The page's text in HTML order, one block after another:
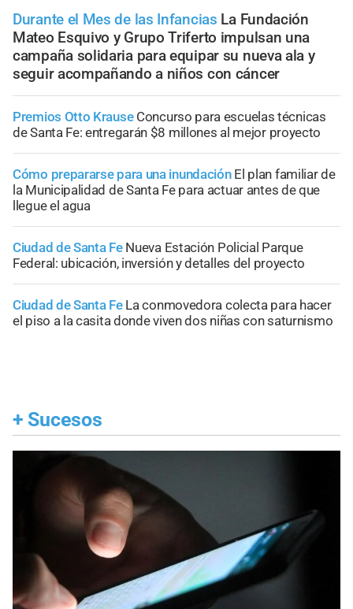
Durante el Mes de las Infancias La Fundación
Mateo Esquivo y Grupo Triferto impulsan una
campaña solidaria para equipar su nueva ala y
seguir acompañando a niños con cáncer
Premios Otto Krause Concurso para escuelas técnicas
de Santa Fe: entregarán $8 millones al mejor proyecto
Cómo prepararse para una inundación El plan familiar de
la Municipalidad de Santa Fe para actuar antes de que
llegue el agua
Ciudad de Santa Fe Nueva Estación Policial Parque
Federal: ubicación, inversión y detalles del proyecto
Ciudad de Santa Fe La conmovedora colecta para hacer
el piso a la casita donde viven dos niñas con saturnismo
+ Sucesos